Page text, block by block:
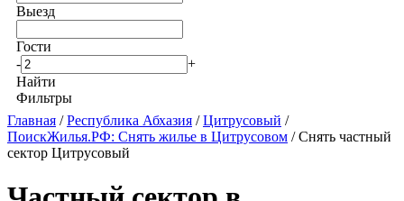
Выезд
Гости
-
+
Найти
Фильтры
Главная /Республика Абхазия /Цитрусовый /
ПоискЖилья.РФ: Снять жилье в Цитрусовом / Снять частный
сектор Цитрусовый